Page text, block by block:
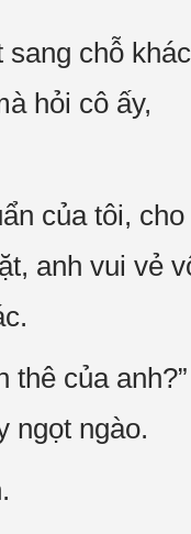
chỗ
hỏi cô ấy,
của tôi, cho
anh vui vẻ
thê của anh?”
ngọt ngào.